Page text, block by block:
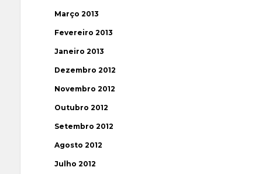
Março 2013
Fevereiro 2013
Janeiro 2013
Dezembro 2012
Novembro 2012
Outubro 2012
Setembro 2012
Agosto 2012
Julho 2012